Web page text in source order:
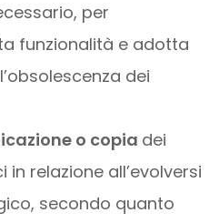
per
funzionalità e adotta
dei
o copia dei
relazione all’evolversi
secondo quanto